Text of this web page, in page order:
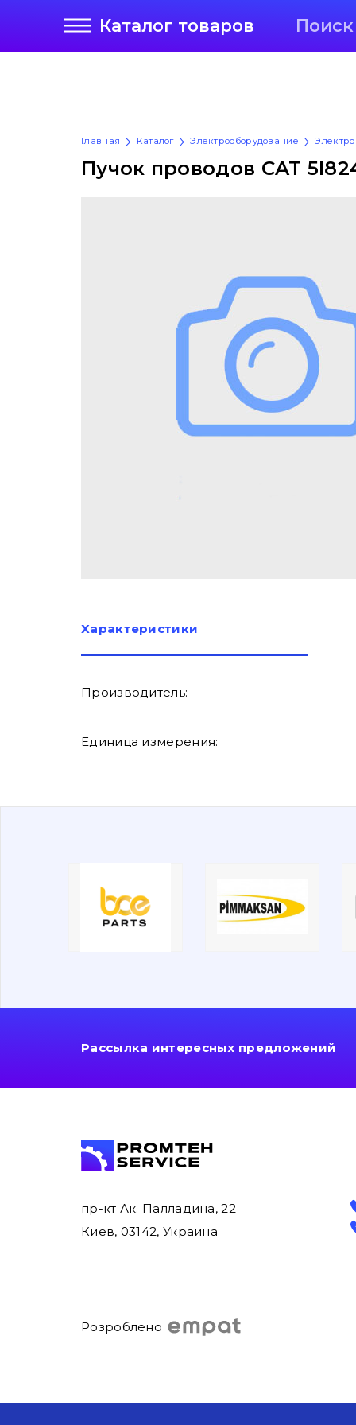
Каталог товаров
Главная Каталог Электрооборудование
Пучок проводов CAT
Характеристики
Производитель:
Единица измерения:
Рассылка интересных предложений
пр-кт Ак. Палладина, 22
Киев, 03142, Украина
Розроблено